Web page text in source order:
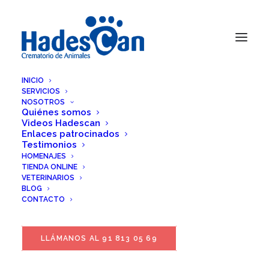
INICIO
SERVICIOS
NOSOTROS
Quiénes somos
Videos Hadescan
Enlaces patrocinados
Testimonios
HOMENAJES
TIENDA ONLINE
VETERINARIOS
BLOG
CONTACTO
LLÁMANOS AL 91 813 05 69
Paloma Garrido Calleja